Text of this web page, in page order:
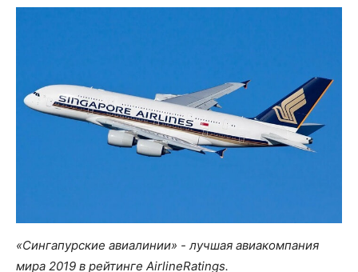
«Сингапурские авиалинии» - лучшая авиакомпания
мира 2019 в рейтинге AirlineRatings.